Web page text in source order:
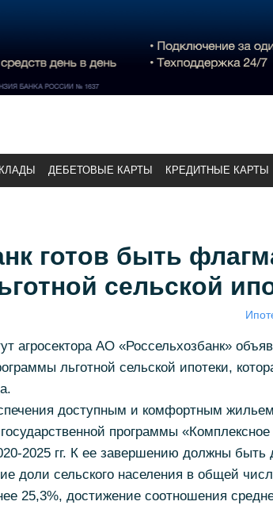
ДЕБЕТОВЫЕ КАРТЫ КРЕДИТНЫЕ КАРТЫ
готов быть
сельской
агросектора АО «Россельхозбанк»
льготной сельской ипотеки,
доступным и комфортным жильем
программы «Комплексное
2025 гг. К ее завершению должны быть
доли сельского населения в общей
25,3%, достижение соотношения